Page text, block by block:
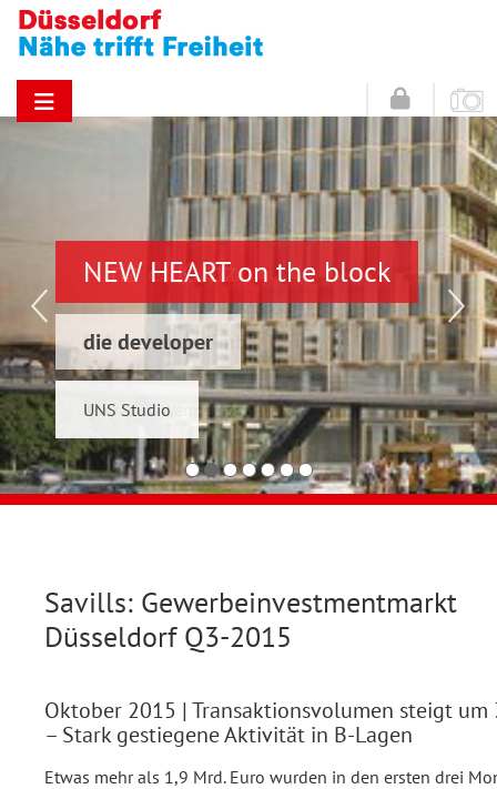
NEW HEART on the block
die developer
UNS Studio
Hinz & Kunz
Schwelmer7 GmbH
Konrad & Wennemar
Savills: Gewerbeinvestmentmarkt
Düsseldorf Q3-2015
Oktober 2015 | Transaktionsvolumen steigt um
– Stark gestiegene Aktivität in B-Lagen
Etwas mehr als 1,9 Mrd. Euro wurden in den ersten drei